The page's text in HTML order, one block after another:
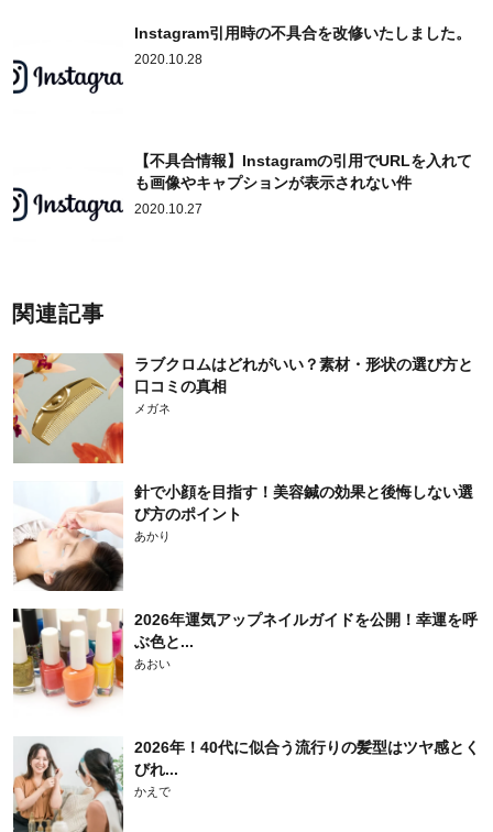
Instagram引用時の不具合を改修いたしました。
2020.10.28
【不具合情報】Instagramの引用でURLを入れて
も画像やキャプションが表示されない件
2020.10.27
関連記事
ラブクロムはどれがいい？素材・形状の選び方と
口コミの真相
メガネ
針で小顔を目指す！美容鍼の効果と後悔しない選
び方のポイント
あかり
2026年運気アップネイルガイドを公開！幸運を呼
ぶ色と...
あおい
2026年！40代に似合う流行りの髪型はツヤ感とく
びれ...
かえで